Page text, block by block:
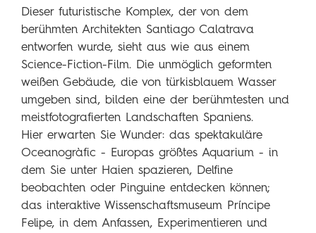
Dieser futuristische Komplex, der von dem
berühmten Architekten Santiago Calatrava
entworfen wurde, sieht aus wie aus einem
Science-Fiction-Film. Die unmöglich geformten
weißen Gebäude, die von türkisblauem Wasser
umgeben sind, bilden eine der berühmtesten und
meistfotografierten Landschaften Spaniens.
Hier erwarten Sie Wunder: das spektakuläre
Oceanogràfic - Europas größtes Aquarium - in
dem Sie unter Haien spazieren, Delfine
beobachten oder Pinguine entdecken können;
das interaktive Wissenschaftsmuseum Príncipe
Felipe, in dem Anfassen, Experimentieren und